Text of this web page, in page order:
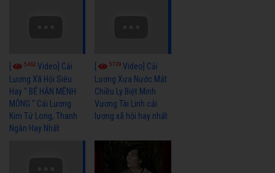
5462 Video] Cải
Lương Xã Hội Siêu
Hay " BỂ HẬN MÊNH
MÔNG " Cải Lương
Kim Tử Long, Thanh
Ngân Hay Nhất
5739Video] Cải
Lương Xưa Nước Mắt
Chiều Ly Biệt Minh
Vương Tài Linh cải
lương xã hội hay nhất